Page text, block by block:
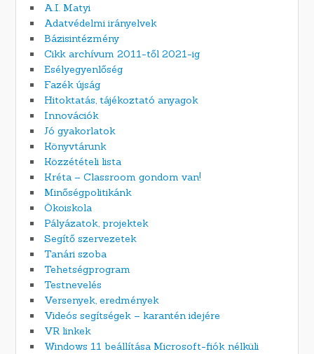
A.I. Matyi
Adatvédelmi irányelvek
Bázisintézmény
Cikk archívum 2011-től 2021-ig
Esélyegyenlőség
Fazék újság
Hitoktatás, tájékoztató anyagok
Innovációk
Jó gyakorlatok
Könyvtárunk
Közzétételi lista
Kréta – Classroom gondom van!
Minőségpolitikánk
Ökoiskola
Pályázatok, projektek
Segítő szervezetek
Tanári szoba
Tehetségprogram
Testnevelés
Versenyek, eredmények
Videós segítségek – karantén idejére
VR linkek
Windows 11 beállítása Microsoft-fiók nélküli